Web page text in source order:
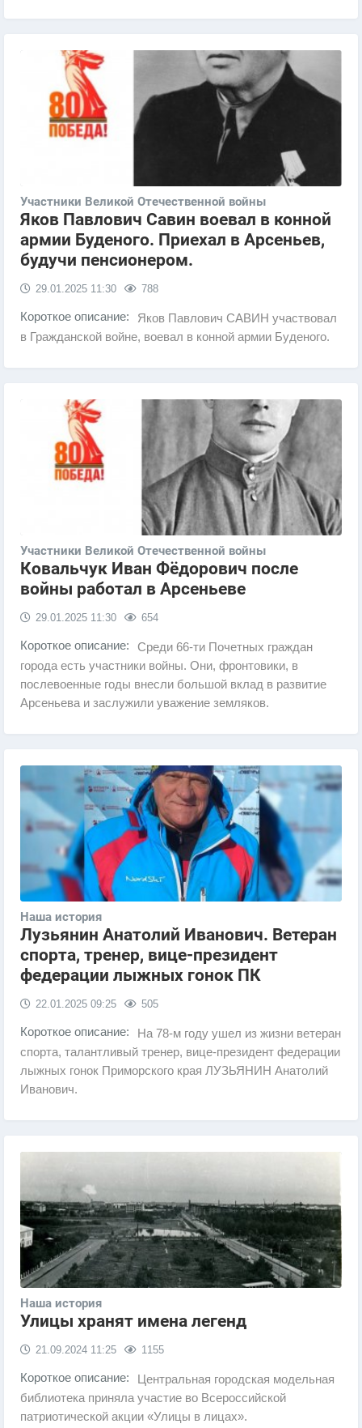
Участники Великой Отечественной войны
Яков Павлович Савин воевал в конной
армии Буденого. Приехал в Арсеньев,
будучи пенсионером.
29.01.2025 11:30 788
Короткое описание:
Яков Павлович САВИН участвовал
в Гражданской войне, воевал в конной армии Буденого.
Участники Великой Отечественной войны
Ковальчук Иван Фёдорович после
войны работал в Арсеньеве
29.01.2025 11:30 654
Короткое описание:
Среди 66-ти Почетных граждан
города есть участники войны. Они, фронтовики, в
послевоенные годы внесли большой вклад в развитие
Арсеньева и заслужили уважение земляков.
Наша история
Лузьянин Анатолий Иванович. Ветеран
спорта, тренер, вице-президент
федерации лыжных гонок ПК
22.01.2025 09:25 505
Короткое описание:
На 78-м году ушел из жизни ветеран
спорта, талантливый тренер, вице-президент федерации
лыжных гонок Приморского края ЛУЗЬЯНИН Анатолий
Иванович.
Наша история
Улицы хранят имена легенд
21.09.2024 11:25 1155
Короткое описание:
Центральная городская модельная
библиотека приняла участие во Всероссийской
патриотической акции «Улицы в лицах».